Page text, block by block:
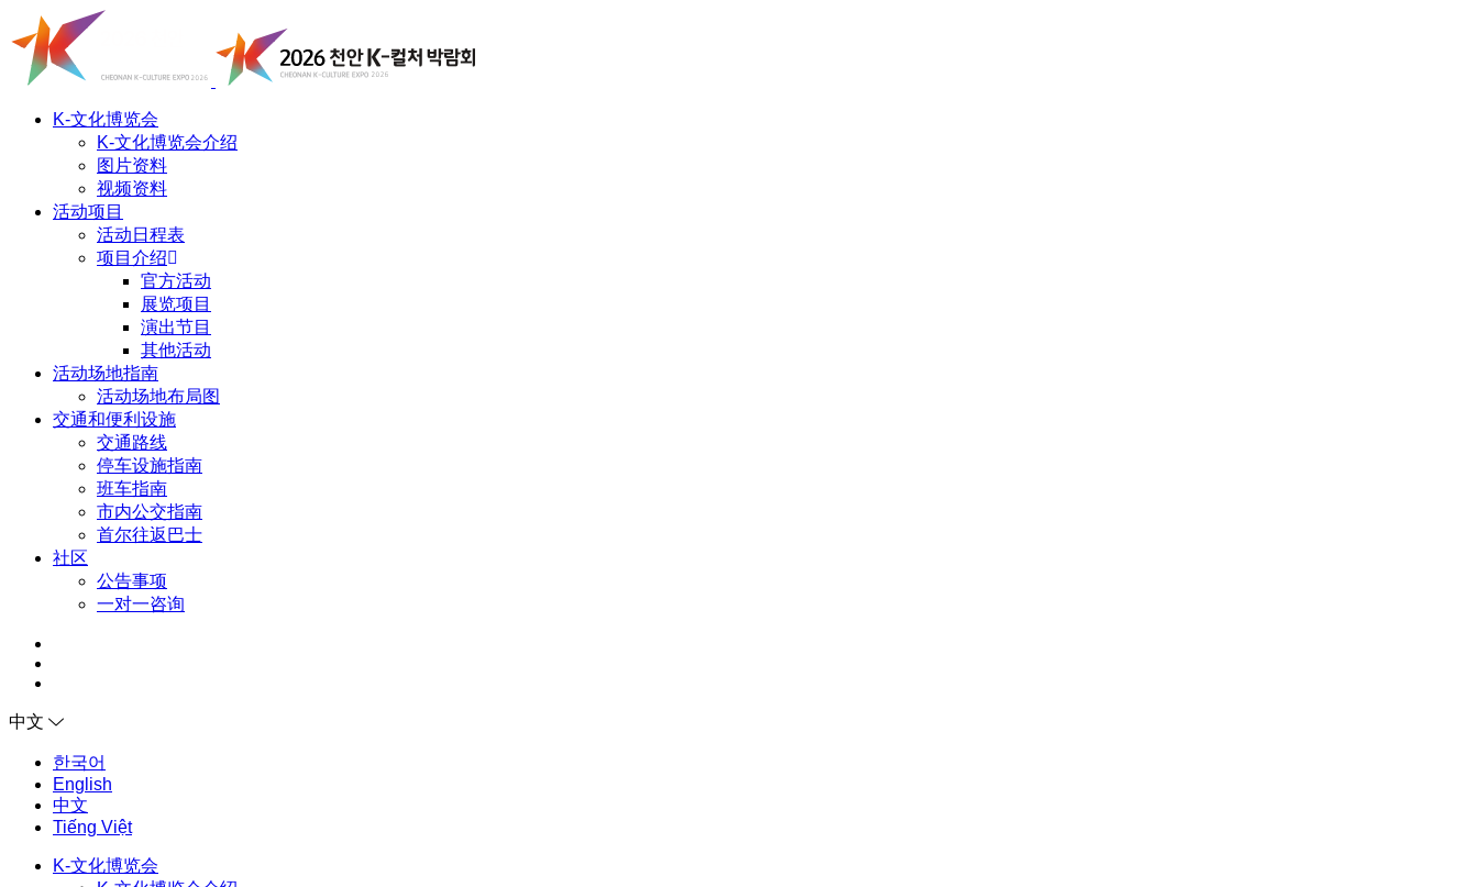
K-文化博览会
K-文化博览会介绍
图片资料
视频资料
活动项目
活动日程表
项目介绍
官方活动
展览项目
演出节目
其他活动
活动场地指南
活动场地布局图
交通和便利设施
交通路线
停车设施指南
班车指南
市内公交指南
首尔往返巴士
社区
公告事项
一对一咨询
中文
한국어
English
中文
Tiếng Việt
K-文化博览会